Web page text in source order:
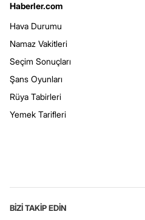
Haberler.com
Hava Durumu
Namaz Vakitleri
Seçim Sonuçları
Şans Oyunları
Rüya Tabirleri
Yemek Tarifleri
BİZİ TAKİP EDİN